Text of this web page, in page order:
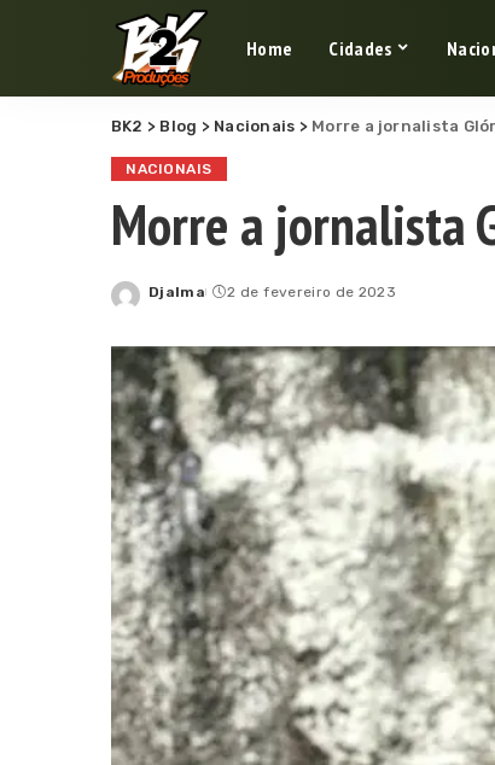
Home Cidades
BK2 > Blog > Nacionais > Morre a jornalista
NACIONAIS
Morre a jornalista
Posted
Djalma 2 de fevereiro de 2023